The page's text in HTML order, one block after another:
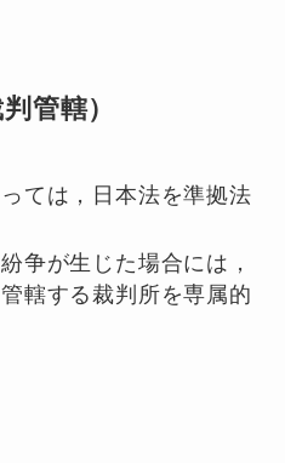
管轄）
ては，日本法を準拠法
争が生じた場合には，
轄する裁判所を専属的